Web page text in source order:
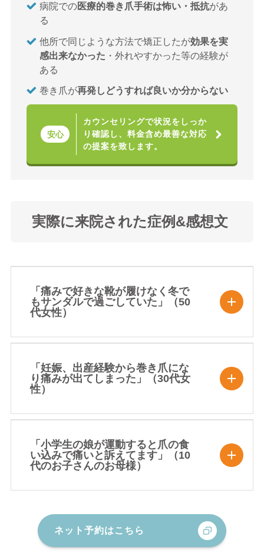
病院での医療的巻き爪手術は怖い・抵抗があ
る
他所で同じような方法で矯正したが効果を実
感出来なかった ・外れやすかった等の経験が
ある
巻き爪が再発しどうすれば良いか分からない
安心
カウンセリングで状況をしっか
り確認し、料金含め最善な対応
の提案を致します。
実際に来院された症例&感想文
「痛みで好きな靴が履けなく冬で
もサンダルで過ごしていた」（50
代女性）
「妊娠、出産経験から巻き爪にな
り痛みが出てしまった」（30代女
性）
「小学生の娘が運動すると爪の食
い込みで痛いと訴えてます」（10
代のお子さんのお母様）
ネット予約はこちら